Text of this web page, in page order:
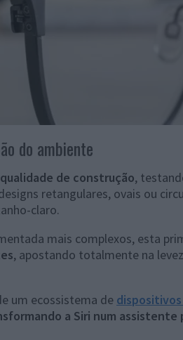
do ambiente
de construção,
retangulares, ovais ou
claro.
mais complexos, esta
, apostando totalmente na
um ecossistema de
a Siri num assistente